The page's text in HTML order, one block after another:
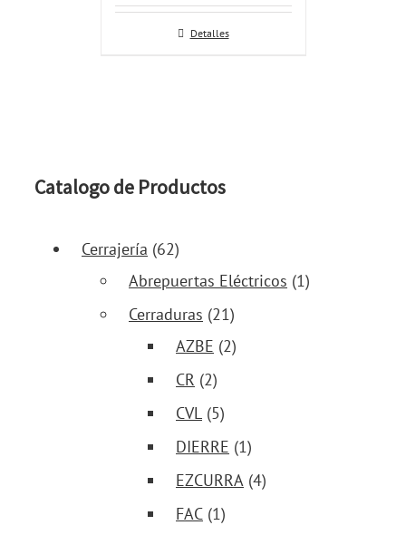
Detalles
Catalogo de Productos
Cerrajería (62)
Abrepuertas Eléctricos (1)
Cerraduras (21)
AZBE (2)
CR (2)
CVL (5)
DIERRE (1)
EZCURRA (4)
FAC (1)